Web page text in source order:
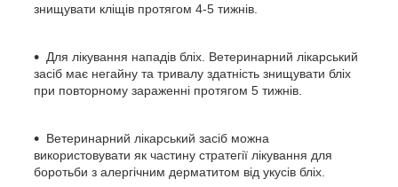
знищувати кліщів протягом 4-5 тижнів.
Для лікування нападів бліх. Ветеринарний лікарський
засіб має негайну та тривалу здатність знищувати бліх
при повторному зараженні протягом 5 тижнів.
Ветеринарний лікарський засіб можна
використовувати як частину стратегії лікування для
боротьби з алергічним дерматитом від укусів бліх.